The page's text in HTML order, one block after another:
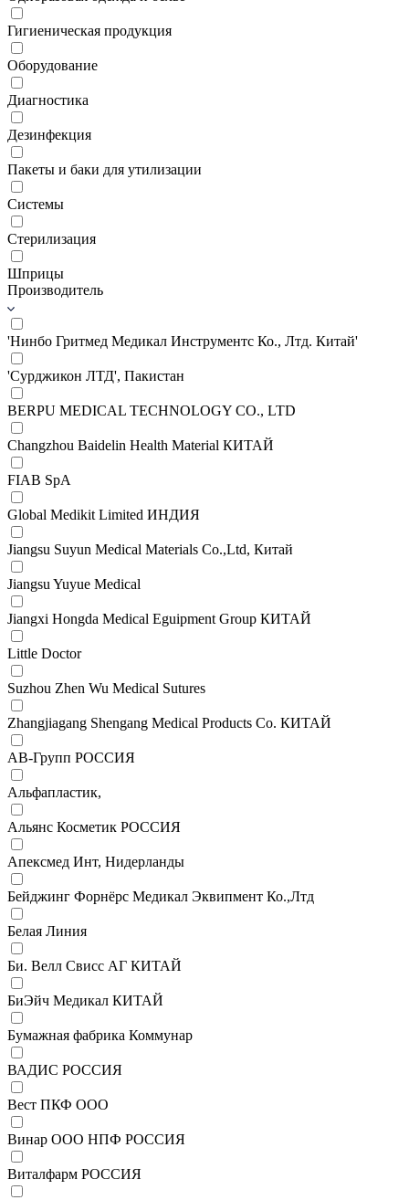
Гигиеническая продукция
Оборудование
Диагностика
Дезинфекция
Пакеты и баки для утилизации
Системы
Стерилизация
Шприцы
Производитель
'Нинбо Гритмед Медикал Инструментс Ко., Лтд. Китай'
'Сурджикон ЛТД', Пакистан
BERPU MEDICAL TECHNOLOGY CO., LTD
Changzhou Baidelin Health Material КИТАЙ
FIAB SpA
Global Medikit Limited ИНДИЯ
Jiangsu Suyun Medical Materials Co.,Ltd, Китай
Jiangsu Yuyue Medical
Jiangxi Hongda Medical Eguipment Group КИТАЙ
Little Doctor
Suzhou Zhen Wu Medical Sutures
Zhangjiagang Shengang Medical Products Co. КИТАЙ
АВ-Групп РОССИЯ
Альфапластик,
Альянс Косметик РОССИЯ
Апексмед Инт, Нидерланды
Бейджинг Форнёрс Медикал Эквипмент Ко.,Лтд
Белая Линия
Би. Велл Свисс АГ КИТАЙ
БиЭйч Медикал КИТАЙ
Бумажная фабрика Коммунар
ВАДИС РОССИЯ
Вест ПКФ ООО
Винар ООО НПФ РОССИЯ
Виталфарм РОССИЯ